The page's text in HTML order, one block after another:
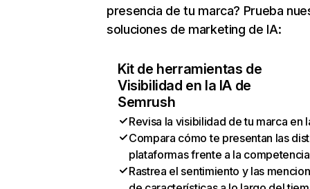
presencia de tu marca? Prueba
soluciones de marketing de IA:
Kit de herramientas de
Visibilidad en la IA de
Semrush
Revisa la visibilidad de tu marca en
Compara cómo te presentan las
plataformas frente a la competencia
Rastrea el sentimiento y las